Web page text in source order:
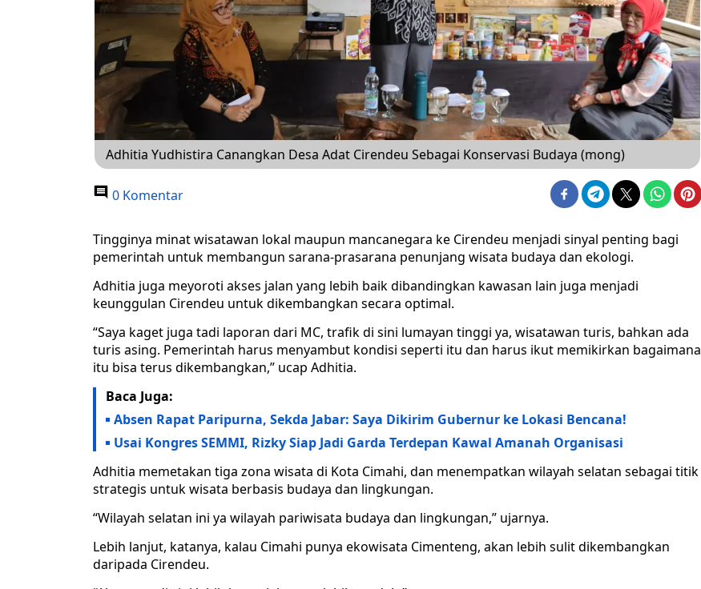
Adhitia Yudhistira Canangkan Desa Adat Cirendeu Sebagai Konservasi Budaya (mong)
0 Komentar
Tingginya minat wisatawan lokal maupun mancanegara ke Cirendeu menjadi sinyal penting bagi
pemerintah untuk membangun sarana-prasarana penunjang wisata budaya dan ekologi.
Adhitia juga meyoroti akses jalan yang lebih baik dibandingkan kawasan lain juga menjadi
keunggulan Cirendeu untuk dikembangkan secara optimal.
“Saya kaget juga tadi laporan dari MC, trafik di sini lumayan tinggi ya, wisatawan turis, bahkan ada
turis asing. Pemerintah harus menyambut kondisi seperti itu dan harus ikut memikirkan bagaimana
itu bisa terus dikembangkan,” ucap Adhitia.
Baca Juga:
Absen Rapat Paripurna, Sekda Jabar: Saya Dikirim Gubernur ke Lokasi Bencana!
Usai Kongres SEMMI, Rizky Siap Jadi Garda Terdepan Kawal Amanah Organisasi
Adhitia memetakan tiga zona wisata di Kota Cimahi, dan menempatkan wilayah selatan sebagai titik
strategis untuk wisata berbasis budaya dan lingkungan.
“Wilayah selatan ini ya wilayah pariwisata budaya dan lingkungan,” ujarnya.
Lebih lanjut, katanya, kalau Cimahi punya ekowisata Cimenteng, akan lebih sulit dikembangkan
daripada Cirendeu.